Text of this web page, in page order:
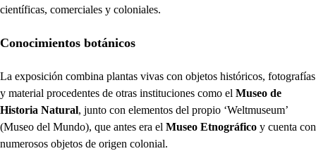
científicas, comerciales y coloniales.
Conocimientos botánicos
La exposición combina plantas vivas con objetos históricos, fotografías
y material procedentes de otras instituciones como el Museo de
Historia Natural, junto con elementos del propio ‘Weltmuseum’
(Museo del Mundo), que antes era el Museo Etnográfico y cuenta con
numerosos objetos de origen colonial.